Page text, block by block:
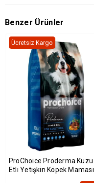
Benzer Ürünler
ProChoice Proderma Kuzu
Etli Yetişkin Köpek Maması
Ücretsiz Kargo